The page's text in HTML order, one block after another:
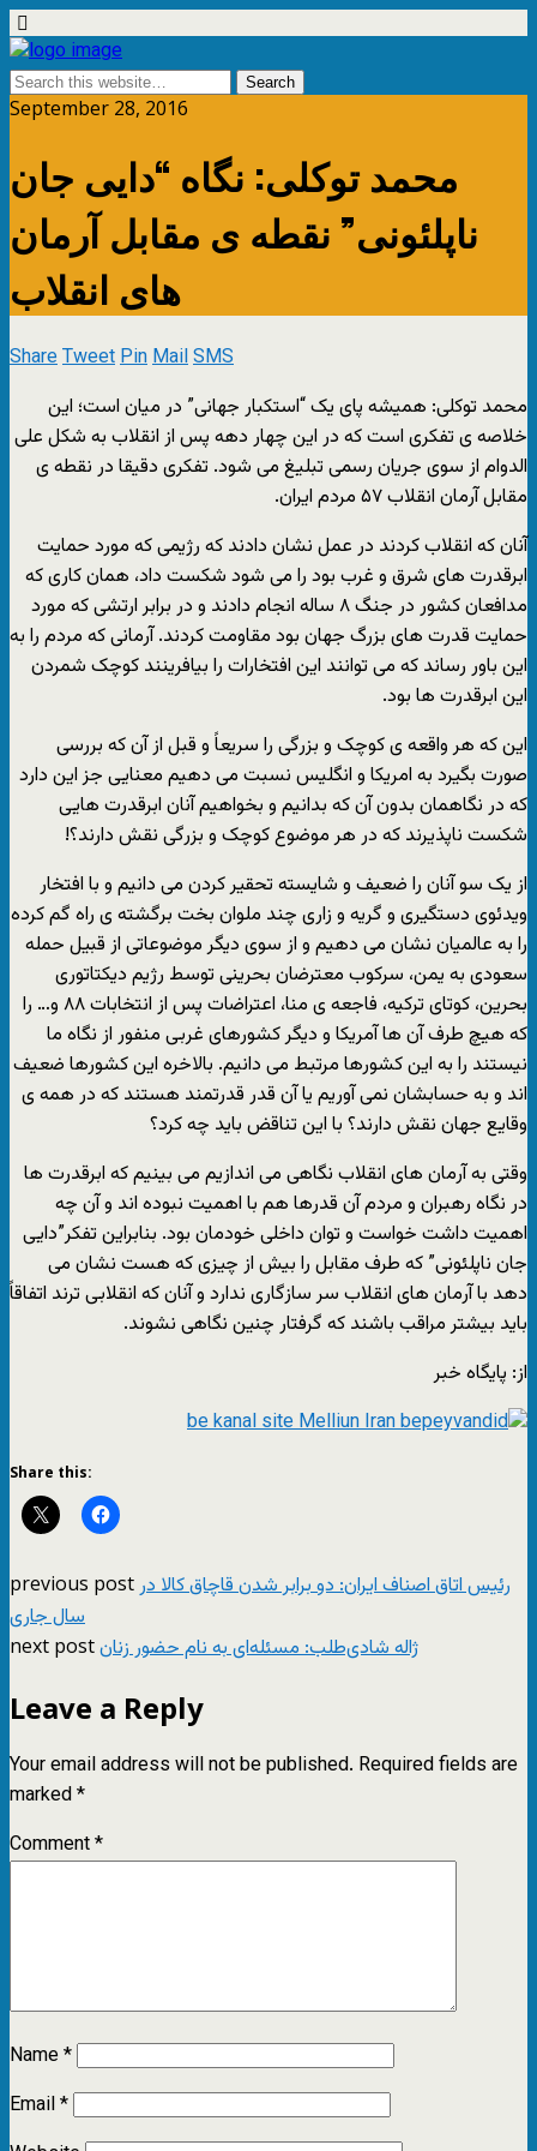
September 28, 2016
محمد توکلی: نگاه “دایی جان
ناپلئونی” نقطه ی مقابل آرمان
های انقلاب
ShareTweetPinMailSMS
محمد توکلی: همیشه پای یک “استکبار جهانی” در میان است؛ این
خلاصه ی تفکری است که در این چهار دهه پس از انقلاب به شکل علی
الدوام از سوی جریان رسمی تبلیغ می شود. تفکری دقیقا در نقطه ی
مقابل آرمان انقلاب ۵۷ مردم ایران.
آنان که انقلاب کردند در عمل نشان دادند که رژیمی که مورد حمایت
ابرقدرت های شرق و غرب بود را می شود شکست داد، همان کاری که
مدافعان کشور در جنگ ۸ ساله انجام دادند و در برابر ارتشی که مورد
حمایت قدرت های بزرگ جهان بود مقاومت کردند. آرمانی که مردم را به
این باور رساند که می توانند این افتخارات را بیافرینند کوچک شمردن
این ابرقدرت ها بود.
این که هر واقعه ی کوچک و بزرگی را سریعاً و قبل از آن که بررسی
صورت بگیرد به امریکا و انگلیس نسبت می دهیم معنایی جز این دارد
که در نگاهمان بدون آن که بدانیم و بخواهیم آنان ابرقدرت هایی
شکست ناپذیرند که در هر موضوع کوچک و بزرگی نقش دارند؟!
از یک سو آنان را ضعیف و شایسته تحقیر کردن می دانیم و با افتخار
ویدئوی دستگیری و گریه و زاری چند ملوان بخت برگشته ی راه گم کرده
را به عالمیان نشان می دهیم و از سوی دیگر موضوعاتی از قبیل حمله
سعودی به یمن، سرکوب معترضان بحرینی توسط رژیم دیکتاتوری
بحرین، کوتای ترکیه، فاجعه ی منا، اعتراضات پس از انتخابات ۸۸ و… را
که هیچ طرف آن ها آمریکا و دیگر کشورهای غربی منفور از نگاه ما
نیستند را به این کشورها مرتبط می دانیم. بالاخره این کشورها ضعیف
اند و به حسابشان نمی آوریم یا آن قدر قدرتمند هستند که در همه ی
وقایع جهان نقش دارند؟ با این تناقض باید چه کرد؟
وقتی به آرمان های انقلاب نگاهی می اندازیم می بینیم که ابرقدرت ها
در نگاه رهبران و مردم آن قدرها هم با اهمیت نبوده اند و آن چه
اهمیت داشت خواست و توان داخلی خودمان بود. بنابراین تفکر”دایی
جان ناپلئونی” که طرف مقابل را بیش از چیزی که هست نشان می
دهد با آرمان های انقلاب سر سازگاری ندارد و آنان که انقلابی ترند اتفاقاً
باید بیشتر مراقب باشند که گرفتار چنین نگاهی نشوند.
از: پایگاه خبر
Share this:
previous post رئیس اتاق اصناف ایران: دو برابر شدن قاچاق کالا در
سال جاری
next postژاله شادی‌طلب: مسئله‌ای به نام حضور زنان
Leave a Reply
Your email address will not be published. Required fields are
marked*
Comment*
Name*
Email*